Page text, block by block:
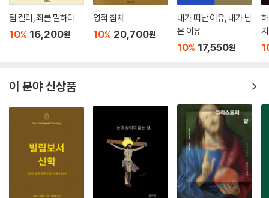
팀 켈러, 죄를 말하다
10% 16,200원
영적 침체
10% 20,700원
내가 떠난 이유, 내가 남
은 이유
10% 17,550원
이 분야 신상품